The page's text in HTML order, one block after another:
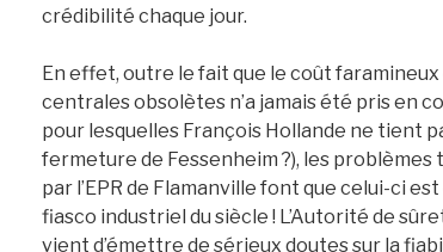
crédibilité chaque jour.
En effet, outre le fait que le coût
centrales obsolètes n’a jamais été pris en
pour lesquelles François Hollande ne tient
fermeture de Fessenheim ?), les
par l’EPR de Flamanville font que celui-ci
fiasco industriel du siècle ! L’Autorité de
vient d’émettre de sérieux doutes sur la